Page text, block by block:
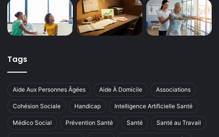
Tags
Aide Aux Personnes Âgées Aide À Domicile Associations
Cohésion Sociale Handicap Intelligence Artificielle Santé
Médico Social Prévention Santé Santé Santé au Travail